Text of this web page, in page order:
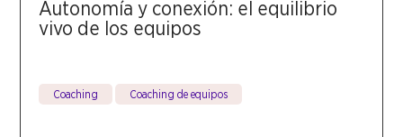
Autonomía y conexión: el equilibrio
vivo de los equipos
Coaching Coaching de equipos